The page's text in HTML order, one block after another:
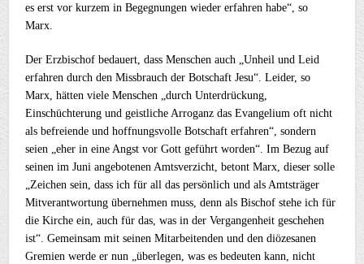
es erst vor kurzem in Begegnungen wieder erfahren habe“, so
Marx.
Der Erzbischof bedauert, dass Menschen auch „Unheil und Leid
erfahren durch den Missbrauch der Botschaft Jesu“. Leider, so
Marx, hätten viele Menschen „durch Unterdrückung,
Einschüchterung und geistliche Arroganz das Evangelium oft nicht
als befreiende und hoffnungsvolle Botschaft erfahren“, sondern
seien „eher in eine Angst vor Gott geführt worden“. Im Bezug auf
seinen im Juni angebotenen Amtsverzicht, betont Marx, dieser solle
„Zeichen sein, dass ich für all das persönlich und als Amtsträger
Mitverantwortung übernehmen muss, denn als Bischof stehe ich für
die Kirche ein, auch für das, was in der Vergangenheit geschehen
ist“. Gemeinsam mit seinen Mitarbeitenden und den diözesanen
Gremien werde er nun „überlegen, was es bedeuten kann, nicht